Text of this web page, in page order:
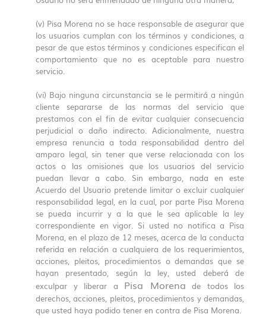
(v) Pisa Morena no se hace responsable de asegurar que
los usuarios cumplan con los términos y condiciones, a
pesar de que estos términos y condiciones especifican el
comportamiento que no es aceptable para nuestro
servicio.
(vi) Bajo ninguna circunstancia se le permitirá a ningún
cliente separarse de las normas del servicio que
prestamos con el fin de evitar cualquier consecuencia
perjudicial o daño indirecto. Adicionalmente, nuestra
empresa renuncia a toda responsabilidad dentro del
amparo legal, sin tener que verse relacionada con los
actos o las omisiones que los usuarios del servicio
puedan llevar a cabo. Sin embargo, nada en este
Acuerdo del Usuario pretende limitar o excluir cualquier
responsabilidad legal, en la cual, por parte Pisa Morena
se pueda incurrir y a la que le sea aplicable la ley
correspondiente en vigor. Si usted no notifica a Pisa
Morena, en el plazo de 12 meses, acerca de la conducta
referida en relación a cualquiera de los requerimientos,
acciones, pleitos, procedimientos o demandas que se
hayan presentado, según la ley, usted deberá de
exculpar y liberar a Pisa Morena de todos los
derechos, acciones, pleitos, procedimientos y demandas,
que usted haya podido tener en contra de Pisa Morena.